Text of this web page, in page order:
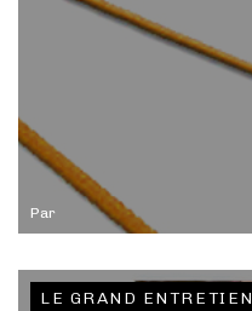
Par
LE GRAND ENTRETIEN